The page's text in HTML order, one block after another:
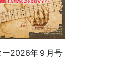
ー2026年９月号